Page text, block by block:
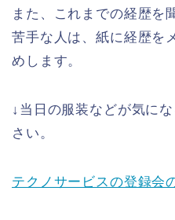
また、これまでの経歴を
苦手な人は、紙に経歴を
めします。
↓当日の服装などが気に
さい。
テクノサービスの登録会